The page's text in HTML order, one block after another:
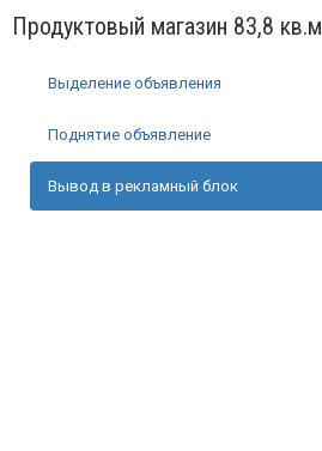
Продуктовый магазин 83,8 кв.м
Выделение объявления
Поднятие объявление
Вывод в рекламный блок